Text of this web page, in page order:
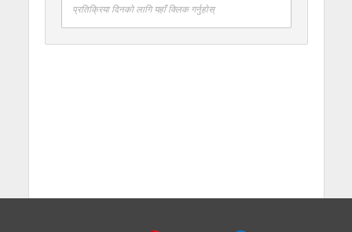
प्रतिक्रिया दिनको लागि यहाँ क्लिक गर्नुहोस्